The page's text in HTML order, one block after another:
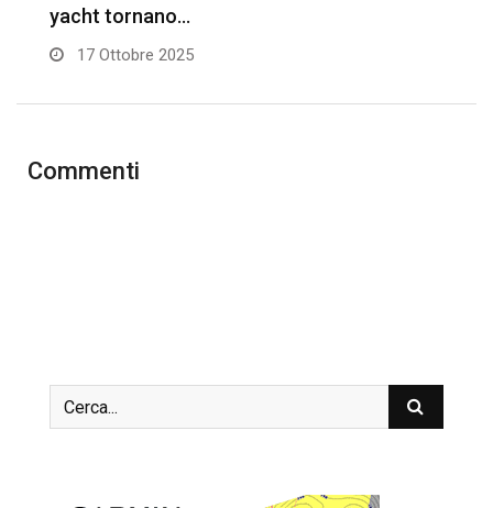
yacht tornano…
17 Ottobre 2025
Commenti